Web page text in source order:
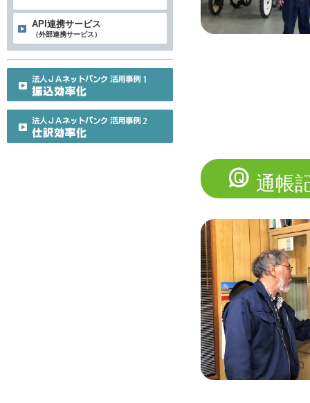
通帳
API連携サービス
（外部連携サービス）